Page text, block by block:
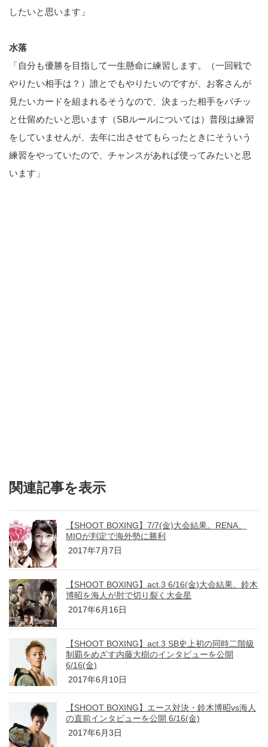
したいと思います」
水落
「自分も優勝を目指して一生懸命に練習します。（一回戦で
やりたい相手は？）誰とでもやりたいのですが、お客さんが
見たいカードを組まれるそうなので、決まった相手をバチッ
と仕留めたいと思います（SBルールについては）普段は練習
をしていませんが、去年に出させてもらったときにそういう
練習をやっていたので、チャンスがあれば使ってみたいと思
います」
関連記事を表示
【SHOOT BOXING】7/7(金)大会結果。RENA、
MIOが判定で海外勢に勝利
2017年7月7日
【SHOOT BOXING】act.3 6/16(金)大会結果。鈴木
博昭を海人が肘で切り裂く大金星
2017年6月16日
【SHOOT BOXING】act.3 SB史上初の同時二階級
制覇をめざす内藤大樹のインタビューを公開
6/16(金)
2017年6月10日
【SHOOT BOXING】エース対決・鈴木博昭vs海人
の直前インタビューを公開 6/16(金)
2017年6月3日